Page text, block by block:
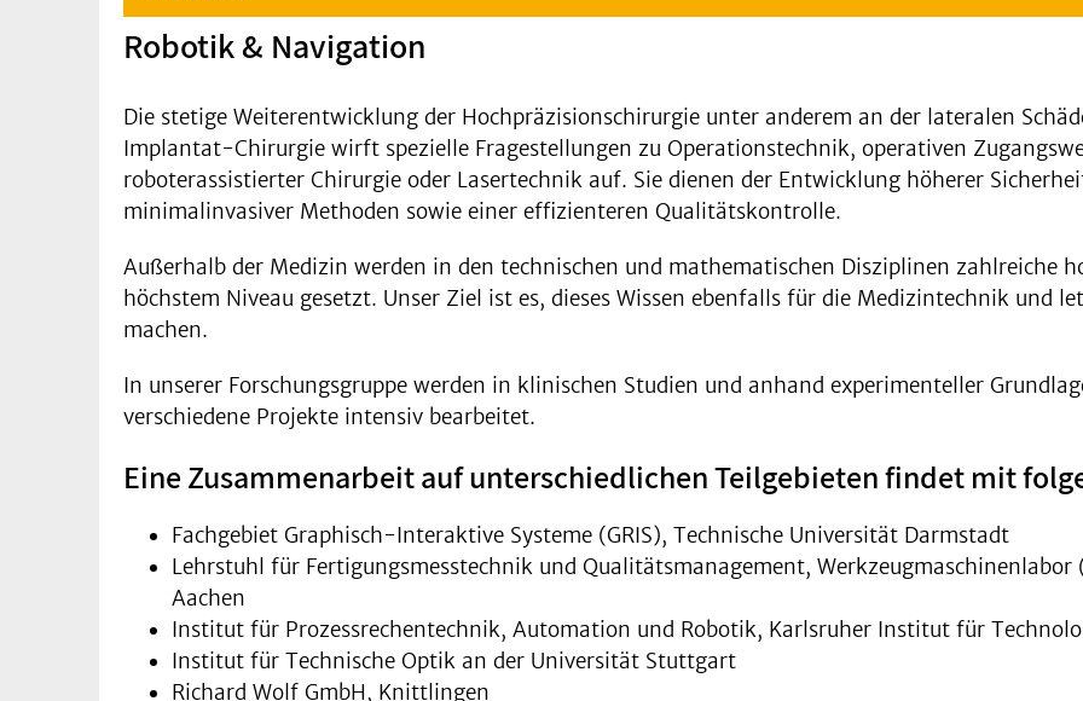
Robotik & Navigation
Die stetige Weiterentwicklung der Hochpräzisionschirurgie unter anderem an der lateralen
Implantat-Chirurgie wirft spezielle Fragestellungen zu Operationstechnik, operativen
roboterassistierter Chirurgie oder Lasertechnik auf. Sie dienen der Entwicklung höherer
minimalinvasiver Methoden sowie einer effizienteren Qualitätskontrolle.
Außerhalb der Medizin werden in den technischen und mathematischen Disziplinen zahlreiche
höchstem Niveau gesetzt. Unser Ziel ist es, dieses Wissen ebenfalls für die Medizintechnik und
machen.
In unserer Forschungsgruppe werden in klinischen Studien und anhand experimenteller
verschiedene Projekte intensiv bearbeitet.
Eine Zusammenarbeit auf unterschiedlichen Teilgebieten findet mit
Fachgebiet Graphisch-Interaktive Systeme (GRIS), Technische Universität Darmstadt
Lehrstuhl für Fertigungsmesstechnik und Qualitätsmanagement,
Aachen
Institut für Prozessrechentechnik, Automation und Robotik, Karlsruher Institut für
Institut für Technische Optik an der Universität Stuttgart
Richard Wolf GmbH, Knittlingen